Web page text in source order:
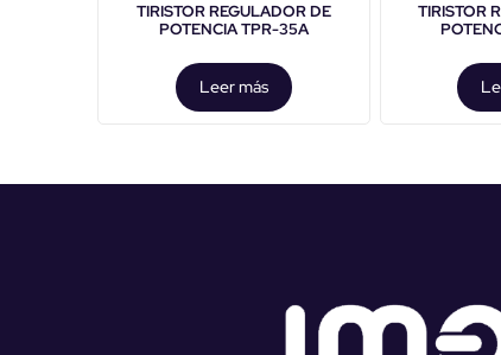
TIRISTOR REGULADOR DE
POTENCIA TPR-35A
Leer más
TIRISTOR